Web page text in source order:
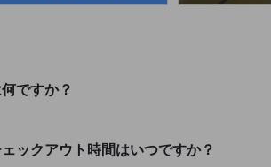
ですか？
ックアウト時間はいつですか？